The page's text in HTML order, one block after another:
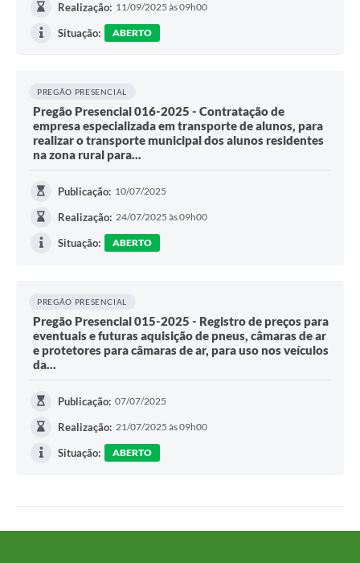
Realização: 11/09/2025 às 09h00
Situação: ABERTO
PREGÃO PRESENCIAL
Pregão Presencial 016-2025 - Contratação de
empresa especializada em transporte de alunos, para
realizar o transporte municipal dos alunos residentes
na zona rural para...
Publicação: 10/07/2025
Realização: 24/07/2025 às 09h00
Situação: ABERTO
PREGÃO PRESENCIAL
Pregão Presencial 015-2025 - Registro de preços para
eventuais e futuras aquisição de pneus, câmaras de ar
e protetores para câmaras de ar, para uso nos veículos
da...
Publicação: 07/07/2025
Realização: 21/07/2025 às 09h00
Situação: ABERTO